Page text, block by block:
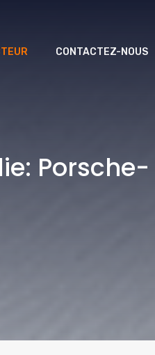
CONTACTEZ-NOUS
Porsche-